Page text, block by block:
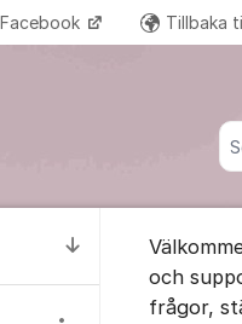
Tillbaka
Till senaste
och
frågor,